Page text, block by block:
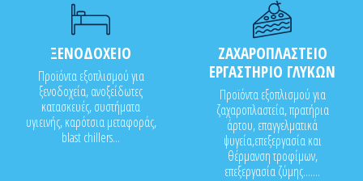
ΞΕΝΟΔΟΧΕΙΟ
Προϊόντα εξοπλισμού για
ξενοδοχεία, ανοξείδωτες
κατασκευές, συστήματα
υγιεινής, καρότσια μεταφοράς,
blast chillers...
ΖΑΧΑΡΟΠΛΑΣΤΕΙΟ
ΕΡΓΑΣΤΗΡΙΟ ΓΛΥΚΩΝ
Προϊόντα εξοπλισμού για
ζαχαροπλαστεία, πρατήρια
άρτου, επαγγελματικά
ψυγεία,επεξεργασία και
θέρμανση τροφίμων,
επεξεργασία ζύμης.......